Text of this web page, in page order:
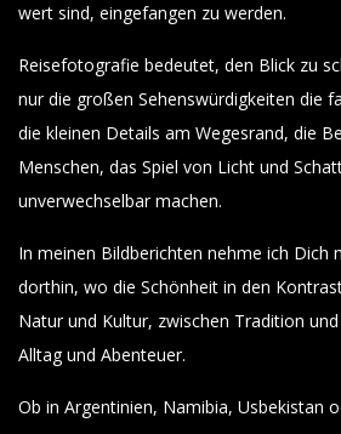
wert sind, eingefangen zu werden.
Reisefotografie bedeutet, den Blick zu
nur die großen Sehenswürdigkeiten die
die kleinen Details am Wegesrand, die
Menschen, das Spiel von Licht und
unverwechselbar machen.
In meinen Bildberichten nehme ich Dich
dorthin, wo die Schönheit in den
Natur und Kultur, zwischen Tradition
Alltag und Abenteuer.
Ob in Argentinien, Namibia, Usbekistan